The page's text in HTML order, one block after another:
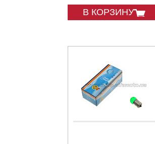
В КОРЗИНУ